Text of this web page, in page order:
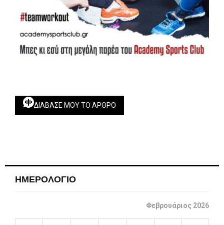
ΔΙΆΒΑΣΕ ΜΟΥ ΤΟ ΆΡΘΡΟ
ΗΜΕΡΟΛΟΓΙΟ
Φεβρουάριος 2026